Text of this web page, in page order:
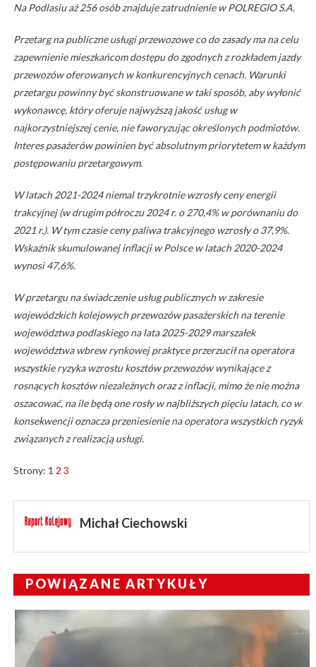
Na Podlasiu aż 256 osób znajduje zatrudnienie w POLREGIO S.A.
Przetarg na publiczne usługi przewozowe co do zasady ma na celu
zapewnienie mieszkańcom dostępu do zgodnych z rozkładem jazdy
przewozów oferowanych w konkurencyjnych cenach. Warunki
przetargu powinny być skonstruowane w taki sposób, aby wyłonić
wykonawcę, który oferuje najwyższą jakość usług w
najkorzystniejszej cenie, nie faworyzując określonych podmiotów.
Interes pasażerów powinien być absolutnym priorytetem w każdym
postępowaniu przetargowym.
W latach 2021-2024 niemal trzykrotnie wzrosły ceny energii
trakcyjnej (w drugim półroczu 2024 r. o 270,4% w porównaniu do
2021 r.). W tym czasie ceny paliwa trakcyjnego wzrosły o 37,9%.
Wskaźnik skumulowanej inflacji w Polsce w latach 2020-2024
wynosi 47,6%.
W przetargu na świadczenie usług publicznych w zakresie
wojewódzkich kolejowych przewozów pasażerskich na terenie
województwa podlaskiego na lata 2025-2029 marszałek
województwa wbrew rynkowej praktyce przerzucił na operatora
wszystkie ryzyka wzrostu kosztów przewozów wynikające z
rosnących kosztów niezależnych oraz z inflacji, mimo że nie można
oszacować, na ile będą one rosły w najbliższych pięciu latach, co w
konsekwencji oznacza przeniesienie na operatora wszystkich ryzyk
związanych z realizacją usługi.
Strony: 1 2 3
Michał Ciechowski
POWIĄZANE ARTYKUŁY